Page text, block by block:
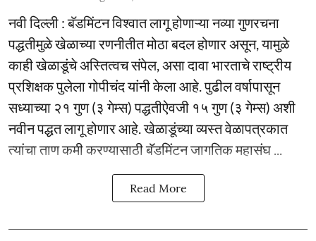
नवी दिल्ली : बॅडमिंटन विश्वात लागू होणाऱ्या नव्या गुणरचना
पद्धतीमुळे खेळाच्या रणनीतीत मोठा बदल होणार असून, यामुळे
काही खेळाडूंचे अस्तित्वच संपेल, असा दावा भारताचे राष्ट्रीय
प्रशिक्षक पुलेला गोपीचंद यांनी केला आहे. पुढील वर्षापासून
सध्याच्या २१ गुण (३ गेम्स) पद्धतीऐवजी १५ गुण (३ गेम्स) अशी
नवीन पद्धत लागू होणार आहे. खेळाडूंच्या व्यस्त वेळापत्रकात
त्यांचा ताण कमी करण्यासाठी बॅडमिंटन जागतिक महासंघ ...
Read More